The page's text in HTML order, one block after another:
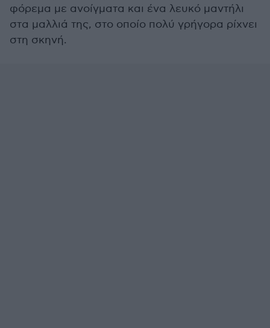
φόρεμα με ανοίγματα και ένα λευκό μαντήλι
στα μαλλιά της, στο οποίο πολύ γρήγορα ρίχνει
στη σκηνή.